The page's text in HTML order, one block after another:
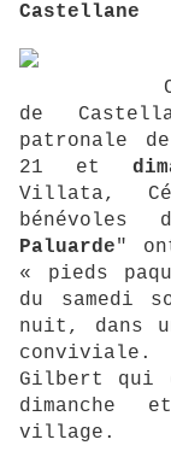
Castellane
de
patronale
21 et
Villata,
Paluarde"
« pieds
du samedi
nuit, dans
conviviale.
Gilbert qui
dimanche
village.